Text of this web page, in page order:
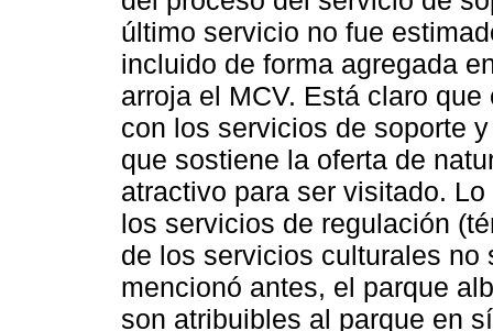
último servicio no fue
incluido de forma agregada
arroja el MCV. Está claro
con los servicios de soporte
que sostiene la oferta de
atractivo para ser visitado.
los servicios de regulación
de los servicios culturales
mencionó antes, el parque
son atribuibles al parque en